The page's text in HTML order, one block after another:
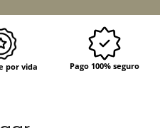
por vida Pago 100% seguro